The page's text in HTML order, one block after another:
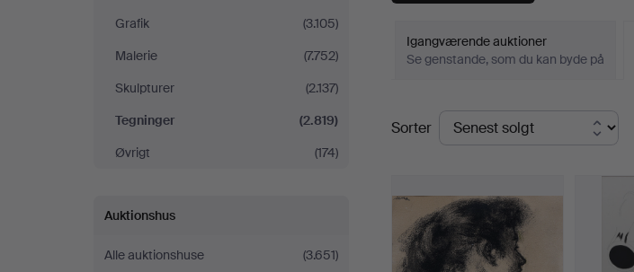
Grafik
(3.105)
Malerie
(7.752)
Skulpturer
(2.137)
Tegninger
(2.819)
Øvrigt
(174)
Auktionshus
Alle auktionshuse
(3.651)
Igangværende auktioner
Se genstande, som du kan byde på
Slutpriser
Sorter